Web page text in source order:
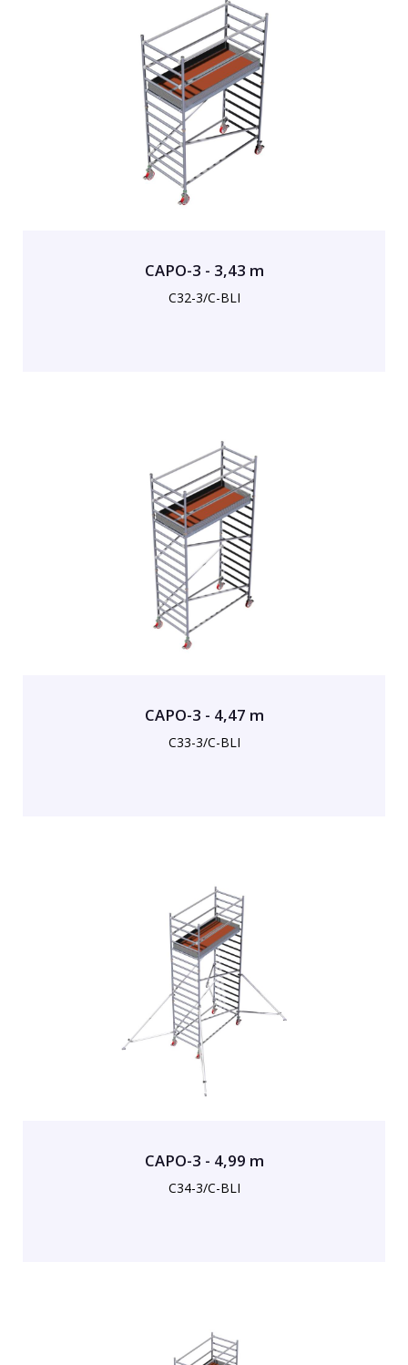
CAPO-3 - 3,43 m
C32-3/C-BLI
CAPO-3 - 4,47 m
C33-3/C-BLI
CAPO-3 - 4,99 m
C34-3/C-BLI